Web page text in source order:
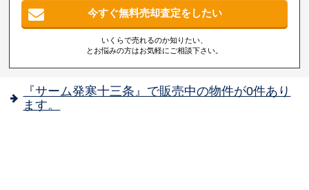
今すぐ無料売却査定をしたい
いくらで売れるのか知りたい、
とお悩みの方はお気軽にご相談下さい。
『サーム発寒十三条』で販売中の物件が0件あり
ます。